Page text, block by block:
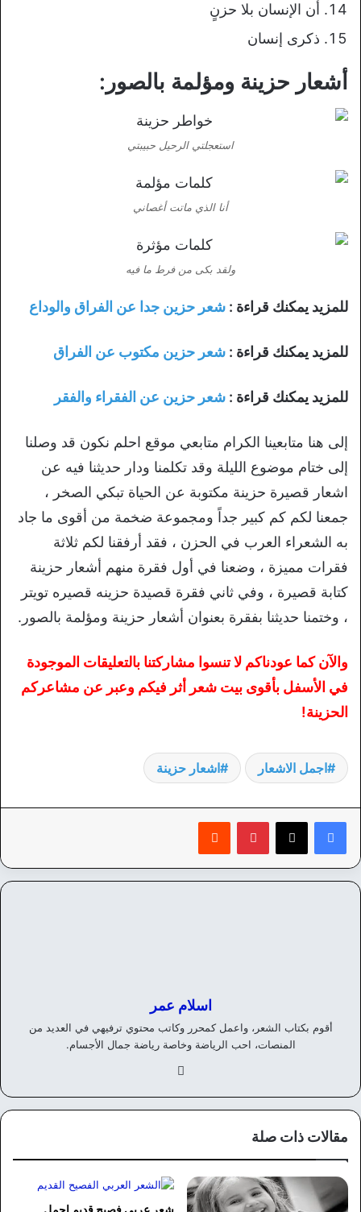
أن الإنسان بلا حزنٍ
ذكرى إنسان
أشعار حزينة ومؤلمة بالصور:
استعجلتي الرحيل حبيبتي
أنا الذي ماتت أغصاني
ولقد بكى من فرط ما فيه
للمزيد يمكنك قراءة : شعر حزين جدا عن الفراق والوداع
للمزيد يمكنك قراءة : شعر حزين مكتوب عن الفراق
للمزيد يمكنك قراءة : شعر حزين عن الفقراء والفقر
إلى هنا متابعينا الكرام متابعي موقع احلم نكون قد وصلنا
إلى ختام موضوع الليلة وقد تكلمنا ودار حديثنا فيه عن
اشعار قصيرة حزينة مكتوبة عن الحياة تبكي الصخر ،
جمعنا لكم كم كبير جداً ومجموعة ضخمة من أقوى ما جاد
به الشعراء العرب في الحزن ، فقد أرفقنا لكم ثلاثة
فقرات مميزة ، وضعنا في أول فقرة منهم أشعار حزينة
كتابة قصيرة ، وفي ثاني فقرة قصيدة حزينه قصيره تويتر
، وختمنا حديثنا بفقرة بعنوان أشعار حزينة ومؤلمة بالصور.
والآن كما عودناكم لا تنسوا مشاركتنا بالتعليقات الموجودة
في الأسفل بأقوى بيت شعر أثر فيكم وعبر عن مشاعركم
الحزينة!
اجمل الاشعار اشعار حزينة
بينتيريست
اسلام عمر
أقوم بكتاب الشعر، واعمل كمحرر وكاتب محتوي ترفيهي في العديد من
المنصات، احب الرياضة وخاصة رياضة جمال الأجسام.
وك
مقالات ذات صلة
شعر عربي فصيح قديم اجمل